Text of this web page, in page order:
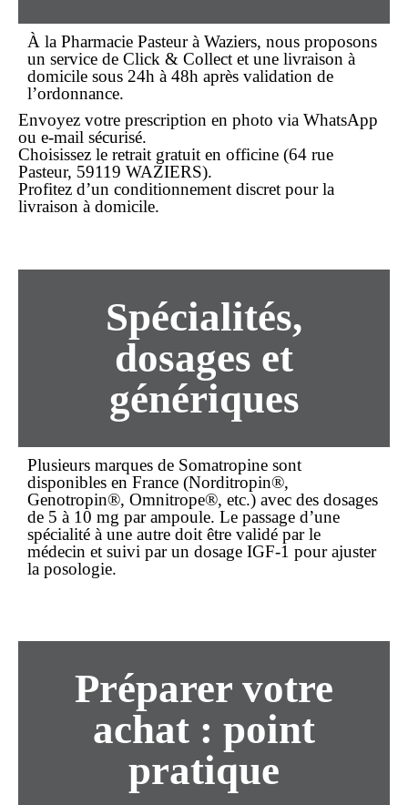
À la Pharmacie Pasteurà Waziers, nous proposons
un service de Click & Collect et une livraison à
domicile sous 24h à 48h après validation de
l’ordonnance.
Envoyez votre prescription en photo via WhatsApp
ou e-mail sécurisé.
Choisissez le retrait gratuit en officine (64 rue
Pasteur, 59119 WAZIERS).
Profitez d’un conditionnement discret pour la
livraison à domicile.
Spécialités,
dosages et
génériques
Plusieurs marques de Somatropine sont
disponibles en France (Norditropin®,
Genotropin®, Omnitrope®, etc.) avec des dosages
de 5 à 10 mg par ampoule. Le passage d’une
spécialité à une autre doit être validé par le
médecin et suivi par un dosage IGF-1 pour ajuster
la posologie.
Préparer votre
achat : point
pratique